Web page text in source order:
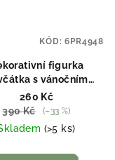
figurka
s vánočním
Clayre & Eef
6PR4948
260 Kč
390 Kč
(–33 %)
(>5 ks)
KÓD:6PR4948